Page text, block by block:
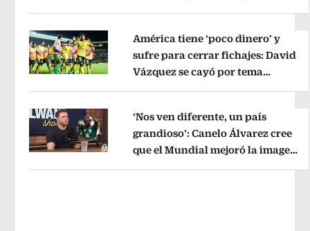
América tiene ‘poco dinero’ y
sufre para cerrar fichajes: David
Vázquez se cayó por tema
‘Nos ven diferente, un país
grandioso’: Canelo Álvarez cree
que el Mundial mejoró la imagen